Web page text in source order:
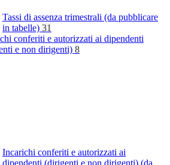
Tassi di assenza trimestrali (da pubblicare
in tabelle) 31
conferiti e autorizzati ai dipendenti
e non dirigenti) 8
Incarichi conferiti e autorizzati ai